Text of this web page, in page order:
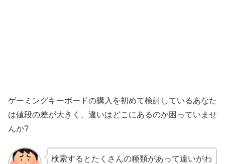
ゲーミングキーボードの購入を初めて検討しているあなた
は値段の差が大きく、違いはどこにあるのか困っていませ
んか?
検索するとたくさんの種類があって違いがわ